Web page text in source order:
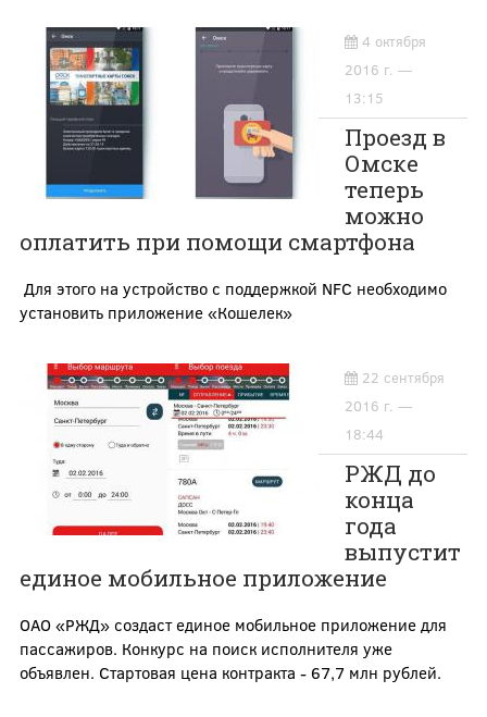
4 октября
2016 г. —
13:15
Проезд в
Омске
теперь
можно
оплатить при помощи смартфона
Для этого на устройство с поддержкой NFC необходимо
установить приложение «Кошелек»
22 сентября
2016 г. —
18:44
РЖД до
конца
года
выпустит
единое мобильное приложение
ОАО «РЖД» создаст единое мобильное приложение для
пассажиров. Конкурс на поиск исполнителя уже
объявлен. Стартовая цена контракта - 67,7 млн рублей.